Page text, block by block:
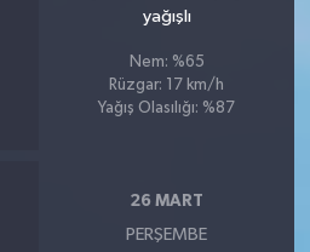
yağışlı
Nem: %65
Rüzgar: 17 km/h
Yağış Olasılığı: %87
26 MART
PERŞEMBE